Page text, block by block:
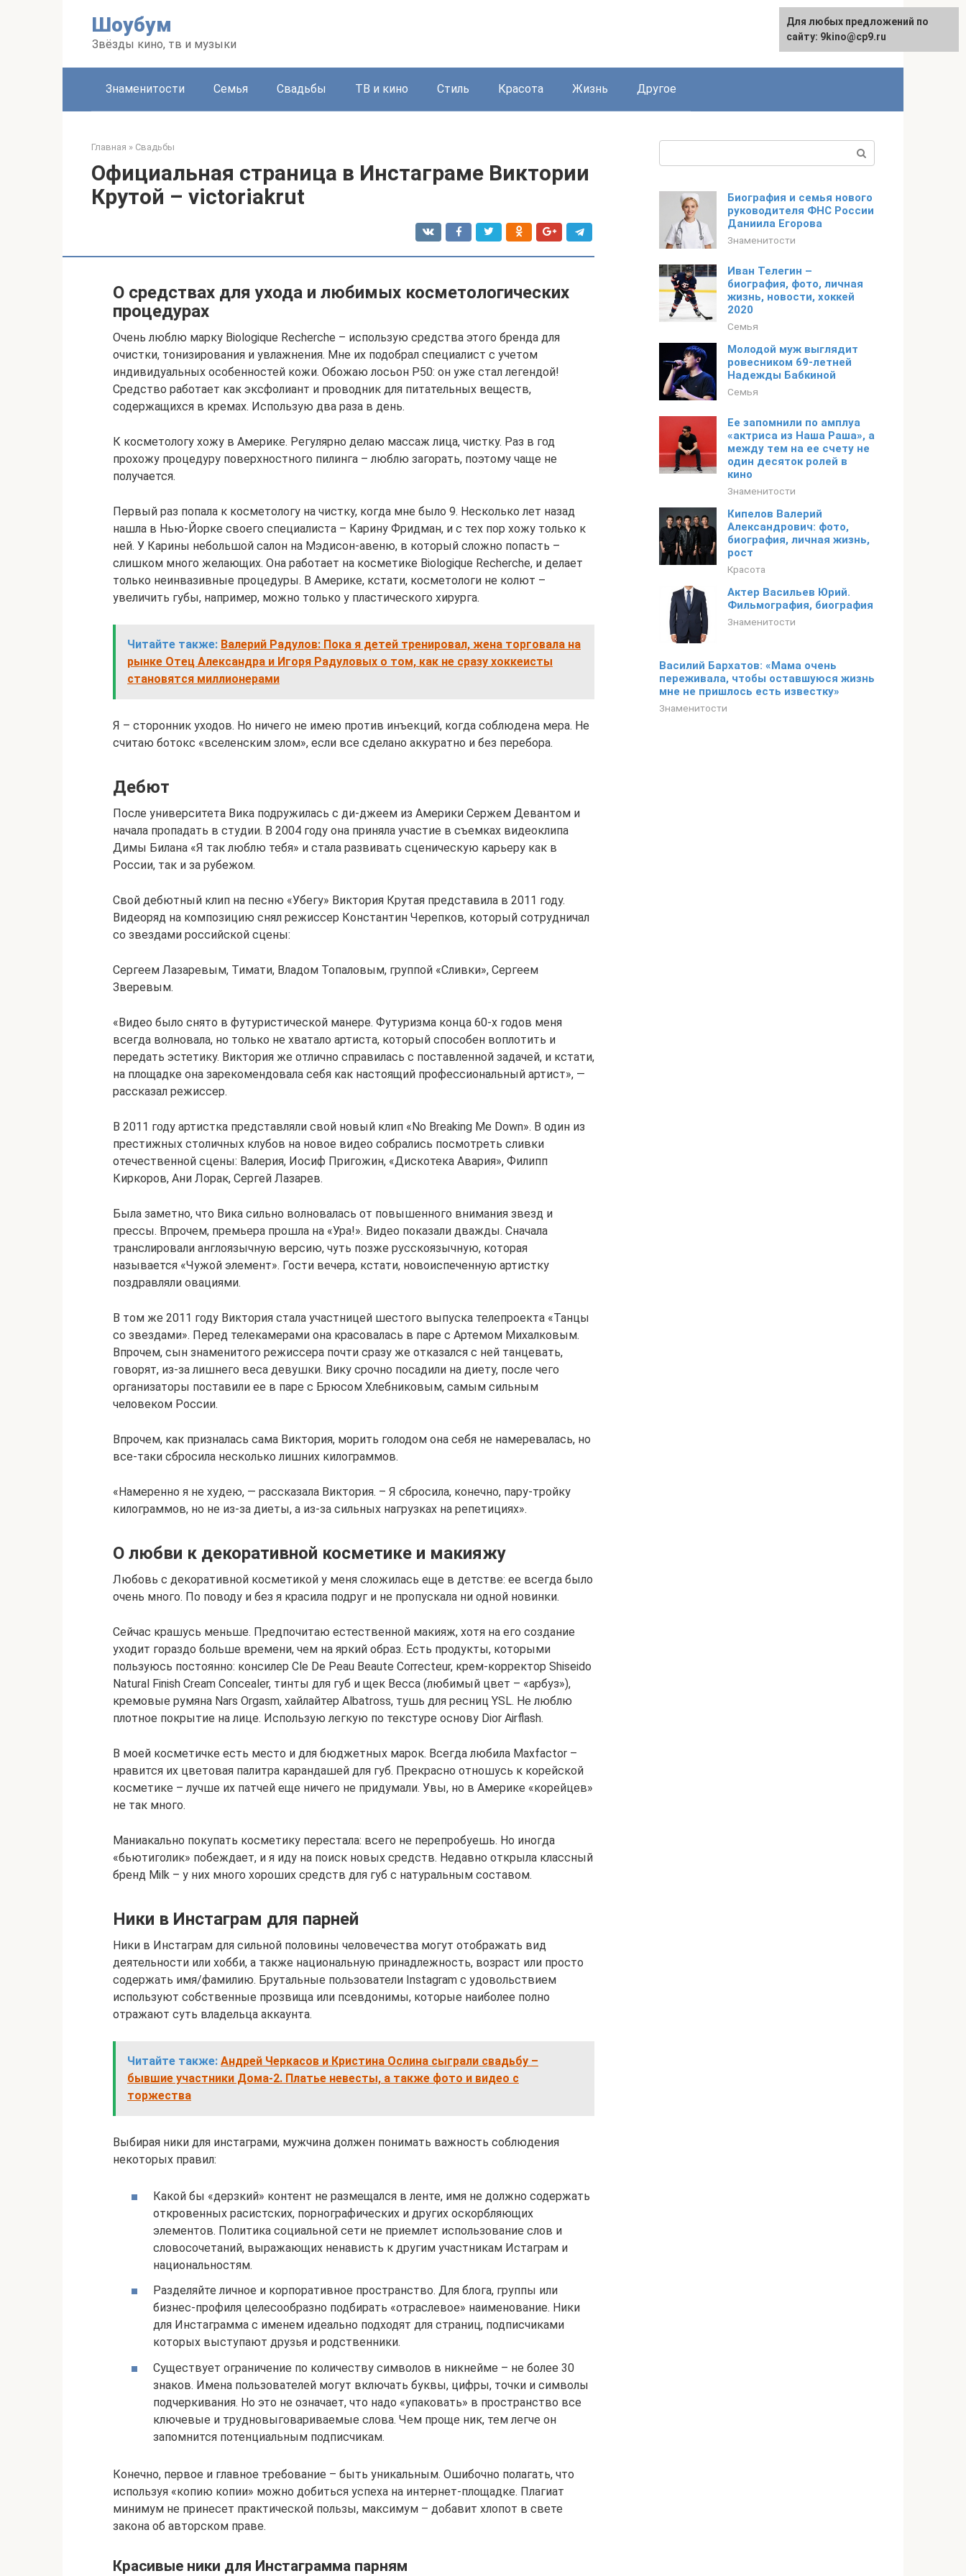
Шоубум
Звёзды кино, тв и музыки
English
Знаменитости Семья Свадьбы ТВ и кино Стиль Красота Жизнь Другое
Главная » Свадьбы
Официальная страница в Инстаграме Виктории
Крутой – victoriakrut
О средствах для ухода и любимых косметологических
процедурах
Очень люблю марку Biologique Recherche – использую средства этого бренда для
очистки, тонизирования и увлажнения. Мне их подобрал специалист с учетом
индивидуальных особенностей кожи. Обожаю лосьон P50: он уже стал легендой!
Средство работает как эксфолиант и проводник для питательных веществ,
содержащихся в кремах. Использую два раза в день.
К косметологу хожу в Америке. Регулярно делаю массаж лица, чистку. Раз в год
прохожу процедуру поверхностного пилинга – люблю загорать, поэтому чаще не
получается.
Первый раз попала к косметологу на чистку, когда мне было 9. Несколько лет назад
нашла в Нью-Йорке своего специалиста – Карину Фридман, и с тех пор хожу только к
ней. У Карины небольшой салон на Мэдисон-авеню, в который сложно попасть –
слишком много желающих. Она работает на косметике Biologique Recherche, и делает
только неинвазивные процедуры. В Америке, кстати, косметологи не колют –
увеличить губы, например, можно только у пластического хирурга.
Читайте также: Валерий Радулов: Пока я детей тренировал, жена торговала на
рынке Отец Александра и Игоря Радуловых о том, как не сразу хоккеисты
становятся миллионерами
Я – сторонник уходов. Но ничего не имею против инъекций, когда соблюдена мера. Не
считаю ботокс «вселенским злом», если все сделано аккуратно и без перебора.
Дебют
После университета Вика подружилась с ди-джеем из Америки Сержем Девантом и
начала пропадать в студии. В 2004 году она приняла участие в съемках видеоклипа
Димы Билана «Я так люблю тебя» и стала развивать сценическую карьеру как в
России, так и за рубежом.
Свой дебютный клип на песню «Убегу» Виктория Крутая представила в 2011 году.
Видеоряд на композицию снял режиссер Константин Черепков, который сотрудничал
со звездами российской сцены:
Сергеем Лазаревым, Тимати, Владом Топаловым, группой «Сливки», Сергеем
Зверевым.
«Видео было снято в футуристической манере. Футуризма конца 60-х годов меня
всегда волновала, но только не хватало артиста, который способен воплотить и
передать эстетику. Виктория же отлично справилась с поставленной задачей, и кстати,
на площадке она зарекомендовала себя как настоящий профессиональный артист», —
рассказал режиссер.
В 2011 году артистка представляли свой новый клип «No Breaking Me Down». В один из
престижных столичных клубов на новое видео собрались посмотреть сливки
отечественной сцены: Валерия, Иосиф Пригожин, «Дискотека Авария», Филипп
Киркоров, Ани Лорак, Сергей Лазарев.
Была заметно, что Вика сильно волновалась от повышенного внимания звезд и
прессы. Впрочем, премьера прошла на «Ура!». Видео показали дважды. Сначала
транслировали англоязычную версию, чуть позже русскоязычную, которая
называется «Чужой элемент». Гости вечера, кстати, новоиспеченную артистку
поздравляли овациями.
В том же 2011 году Виктория стала участницей шестого выпуска телепроекта «Танцы
со звездами». Перед телекамерами она красовалась в паре с Артемом Михалковым.
Впрочем, сын знаменитого режиссера почти сразу же отказался с ней танцевать,
говорят, из-за лишнего веса девушки. Вику срочно посадили на диету, после чего
организаторы поставили ее в паре с Брюсом Хлебниковым, самым сильным
человеком России.
Впрочем, как призналась сама Виктория, морить голодом она себя не намеревалась, но
все-таки сбросила несколько лишних килограммов.
«Намеренно я не худею, — рассказала Виктория. – Я сбросила, конечно, пару-тройку
килограммов, но не из-за диеты, а из-за сильных нагрузках на репетициях».
О любви к декоративной косметике и макияжу
Любовь с декоративной косметикой у меня сложилась еще в детстве: ее всегда было
очень много. По поводу и без я красила подруг и не пропускала ни одной новинки.
Сейчас крашусь меньше. Предпочитаю естественной макияж, хотя на его создание
уходит гораздо больше времени, чем на яркий образ. Есть продукты, которыми
пользуюсь постоянно: консилер Cle De Peau Beaute Correcteur, крем-корректор Shiseido
Natural Finish Cream Concealer, тинты для губ и щек Becca (любимый цвет – «арбуз»),
кремовые румяна Nars Orgasm, хайлайтер Albatross, тушь для ресниц YSL. Не люблю
плотное покрытие на лице. Использую легкую по текстуре основу Dior Airflash.
В моей косметичке есть место и для бюджетных марок. Всегда любила Maxfactor –
нравится их цветовая палитра карандашей для губ. Прекрасно отношусь к корейской
косметике – лучше их патчей еще ничего не придумали. Увы, но в Америке «корейцев»
не так много.
Маниакально покупать косметику перестала: всего не перепробуешь. Но иногда
«бьютиголик» побеждает, и я иду на поиск новых средств. Недавно открыла классный
бренд Milk – у них много хороших средств для губ с натуральным составом.
Ники в Инстаграм для парней
Ники в Инстаграм для сильной половины человечества могут отображать вид
деятельности или хобби, а также национальную принадлежность, возраст или просто
содержать имя/фамилию. Брутальные пользователи Instagram с удовольствием
используют собственные прозвища или псевдонимы, которые наиболее полно
отражают суть владельца аккаунта.
Читайте также: Андрей Черкасов и Кристина Ослина сыграли свадьбу –
бывшие участники Дома-2. Платье невесты, а также фото и видео с
торжества
Выбирая ники для инстаграми, мужчина должен понимать важность соблюдения
некоторых правил:
Какой бы «дерзкий» контент не размещался в ленте, имя не должно содержать
откровенных расистских, порнографических и других оскорбляющих
элементов. Политика социальной сети не приемлет использование слов и
словосочетаний, выражающих ненависть к другим участникам Истаграм и
национальностям.
Разделяйте личное и корпоративное пространство. Для блога, группы или
бизнес-профиля целесообразно подбирать «отраслевое» наименование. Ники
для Инстаграмма с именем идеально подходят для страниц, подписчиками
которых выступают друзья и родственники.
Существует ограничение по количеству символов в никнейме – не более 30
знаков. Имена пользователей могут включать буквы, цифры, точки и символы
подчеркивания. Но это не означает, что надо «упаковать» в пространство все
ключевые и трудновыговариваемые слова. Чем проще ник, тем легче он
запомнится потенциальным подписчикам.
Конечно, первое и главное требование – быть уникальным. Ошибочно полагать, что
используя «копию копии» можно добиться успеха на интернет-площадке. Плагиат
минимум не принесет практической пользы, максимум – добавит хлопот в свете
закона об авторском праве.
Красивые ники для Инстаграмма парням
Биография и семья нового
руководителя ФНС России
Даниила Егорова
Знаменитости
Иван Телегин –
биография, фото, личная
жизнь, новости, хоккей
2020
Семья
Молодой муж выглядит
ровесником 69-летней
Надежды Бабкиной
Семья
Ее запомнили по амплуа
«актриса из Наша Раша», а
между тем на ее счету не
один десяток ролей в
кино
Знаменитости
Кипелов Валерий
Александрович: фото,
биография, личная жизнь,
рост
Красота
Актер Васильев Юрий.
Фильмография, биография
Знаменитости
Василий Бархатов: «Мама очень
переживала, чтобы оставшуюся жизнь
мне не пришлось есть известку»
Знаменитости
Для любых предложений по
сайту: 9kino@cp9.ru